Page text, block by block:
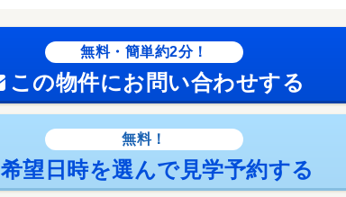
無料・簡単約2分！
この物件にお問い合わせする
無料！
希望日時を選んで見学予約する